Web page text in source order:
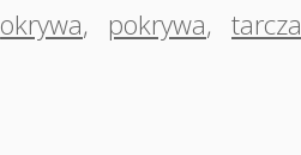
okrywa, pokrywa, tarcza